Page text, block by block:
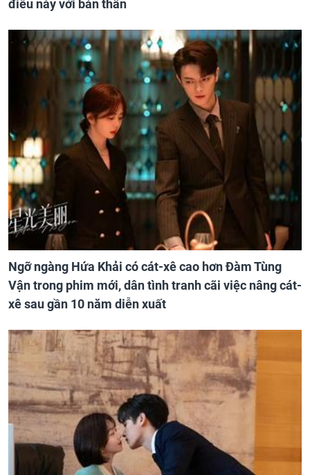
điều này với bản thân
Ngỡ ngàng Hứa Khải có cát-xê cao hơn Đàm Tùng
Vận trong phim mới, dân tình tranh cãi việc nâng cát-
xê sau gần 10 năm diễn xuất